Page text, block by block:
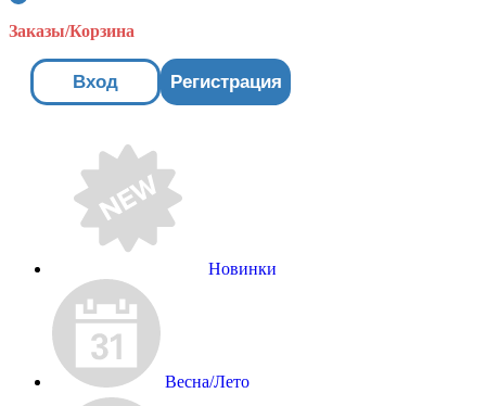
Заказы/Корзина
Вход Регистрация
Новинки
Весна/Лето